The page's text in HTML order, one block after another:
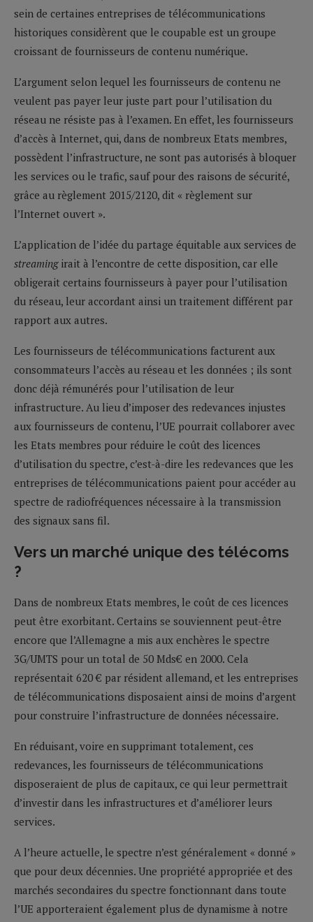
sein de certaines entreprises de télécommunications
historiques considèrent que le coupable est un groupe
croissant de fournisseurs de contenu numérique.
L’argument selon lequel les fournisseurs de contenu ne
veulent pas payer leur juste part pour l’utilisation du
réseau ne résiste pas à l’examen. En effet, les fournisseurs
d’accès à Internet, qui, dans de nombreux Etats membres,
possèdent l’infrastructure, ne sont pas autorisés à bloquer
les services ou le trafic, sauf pour des raisons de sécurité,
grâce au règlement 2015/2120, dit « règlement sur
l’Internet ouvert ».
L’application de l’idée du partage équitable aux services de
streamingirait à l’encontre de cette disposition, car elle
obligerait certains fournisseurs à payer pour l’utilisation
du réseau, leur accordant ainsi un traitement différent par
rapport aux autres.
Les fournisseurs de télécommunications facturent aux
consommateurs l’accès au réseau et les données ; ils sont
donc déjà rémunérés pour l’utilisation de leur
infrastructure. Au lieu d’imposer des redevances injustes
aux fournisseurs de contenu, l’UE pourrait collaborer avec
les Etats membres pour réduire le coût des licences
d’utilisation du spectre, c’est-à-dire les redevances que les
entreprises de télécommunications paient pour accéder au
spectre de radiofréquences nécessaire à la transmission
des signaux sans fil.
Vers un marché unique des télécoms
?
Dans de nombreux Etats membres, le coût de ces licences
peut être exorbitant. Certains se souviennent peut-être
encore que l’Allemagne a mis aux enchères le spectre
3G/UMTS pour un total de 50 Mds€ en 2000. Cela
représentait 620 € par résident allemand, et les entreprises
de télécommunications disposaient ainsi de moins d’argent
pour construire l’infrastructure de données nécessaire.
En réduisant, voire en supprimant totalement, ces
redevances, les fournisseurs de télécommunications
disposeraient de plus de capitaux, ce qui leur permettrait
d’investir dans les infrastructures et d’améliorer leurs
services.
A l’heure actuelle, le spectre n’est généralement « donné »
que pour deux décennies. Une propriété appropriée et des
marchés secondaires du spectre fonctionnant dans toute
l’UE apporteraient également plus de dynamisme à notre